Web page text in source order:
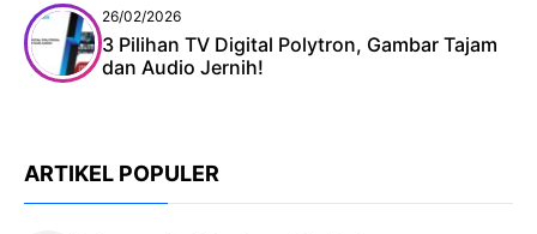
26/02/2026
3 Pilihan TV Digital Polytron, Gambar Tajam
dan Audio Jernih!
ARTIKEL POPULER